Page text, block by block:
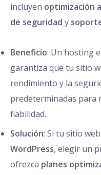
incluyen optimización
de seguridad y
Beneficio: Un hosting
garantiza que tu sitio
rendimiento y la
predeterminadas para
fiabilidad.
Solución: Si tu sitio
WordPress, elegir un
ofrezca planes